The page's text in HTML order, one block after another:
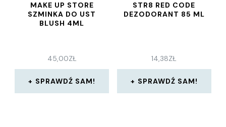
MAKE UP STORE
SZMINKA DO UST
BLUSH 4ML
45,00ZŁ
SPRAWDŹ SAM!
STR8 RED CODE
DEZODORANT 85 ML
14,38ZŁ
SPRAWDŹ SAM!